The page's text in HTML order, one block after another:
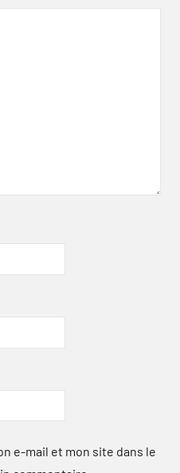
e-mail et mon site dans le